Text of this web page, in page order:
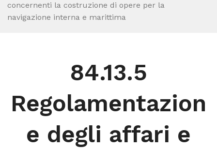
concernenti la costruzione di opere per la
navigazione interna e marittima
84.13.5
Regolamentazion
e degli affari e